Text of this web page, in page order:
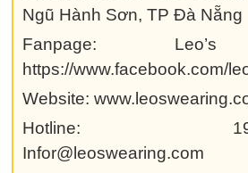
Ngũ Hành Sơn, TP Đà Nẵng
Fanpage: Leo’s
https://www.facebook.com/
Website:
Hotline:
Infor@leoswearing.com